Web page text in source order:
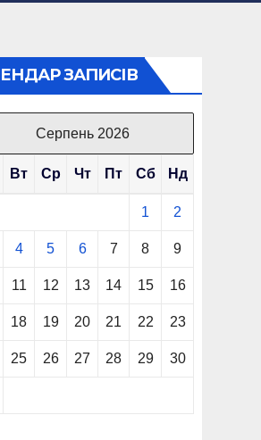
ЗАПИСІВ
Серпень 2026
Вт Ср Чт Пт Сб Нд
1 2
4 5 6 7 8 9
11 12 13 14 15 16
18 19 20 21 22 23
25 26 27 28 29 30